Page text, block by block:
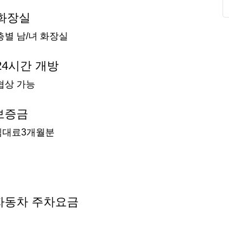
장실
별 남/녀 화장실
시간 개방
상 가능
증금
대료3개월분
동차 주차요금